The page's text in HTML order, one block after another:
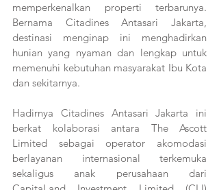
memperkenalkan properti terbarunya.
Bernama Citadines Antasari Jakarta,
destinasi menginap ini menghadirkan
hunian yang nyaman dan lengkap untuk
memenuhi kebutuhan masyarakat Ibu Kota
dan sekitarnya.
Hadirnya Citadines Antasari Jakarta ini
berkat kolaborasi antara The Ascott
Limited sebagai operator akomodasi
berlayanan internasional terkemuka
sekaligus anak perusahaan dari